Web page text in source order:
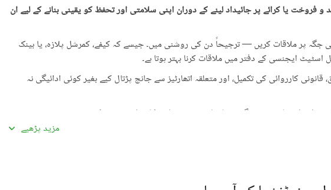
فروخت یا کرائے پر جائیداد لینے کے دوران اپنی سلامتی اور تحفظ کو یقینی بنانے کے لیے ان
جگہ پر ملاقات کریں — ترجیحاً دن کی روشنی میں۔ جیسے کہ کیفے، کمرشل پلازہ، یا بینک
اسٹیٹ ایجنسی کے دفتر میں ملاقات کرنا بہتر ہوتا ہے۔
کارروائی کی تکمیل، اور متعلقہ اتھارٹیز سے جانچ پڑتال کیے بغیر کوئی ادائیگی نہ
کریں اور اشتہار میں دی گئی معلومات سے تفصیلات کا موازنہ ضرور کریں۔
رہیں جو حقیقت سے زیادہ اچھی لگیں۔ غیرمعمولی طور پر کم قیمتیں دھوکہ دہی کی
مزید پڑھیے